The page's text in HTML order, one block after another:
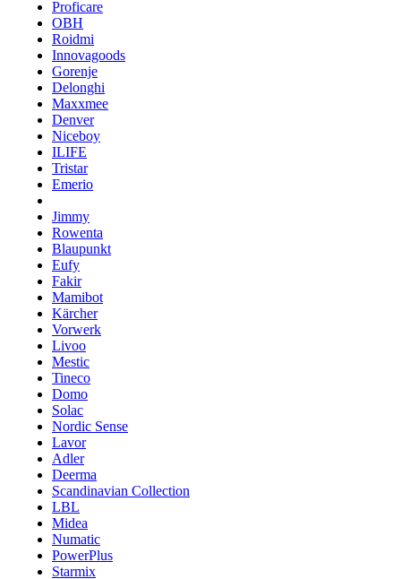
Proficare
OBH
Roidmi
Innovagoods
Gorenje
Delonghi
Maxxmee
Denver
Niceboy
ILIFE
Tristar
Emerio
Jimmy
Rowenta
Blaupunkt
Eufy
Fakir
Mamibot
Kärcher
Vorwerk
Livoo
Mestic
Tineco
Domo
Solac
Nordic Sense
Lavor
Adler
Deerma
Scandinavian Collection
LBL
Midea
Numatic
PowerPlus
Starmix